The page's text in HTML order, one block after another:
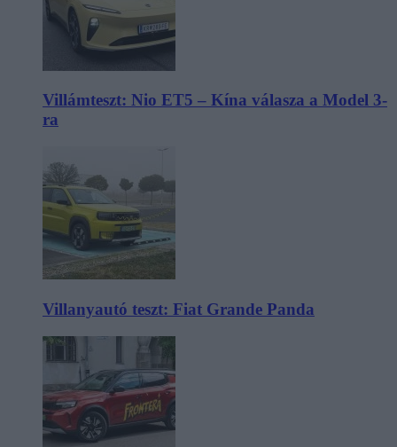
Villámteszt: Nio ET5 – Kína válasza a Model 3-
ra
Villanyautó teszt: Fiat Grande Panda